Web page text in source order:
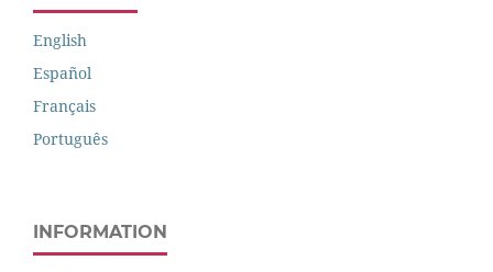
English
Español
Français
Português
INFORMATION